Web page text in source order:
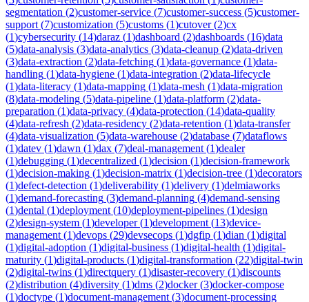
segmentation (2)customer-service (7)customer-success (5)customer-
support (7)customization (5)customs (1)cutover(2)cx
(1)cybersecurity (14)daraz (1)dashboard (2)dashboards (16)data
(5)data-analysis (3)data-analytics (3)data-cleanup (2)data-driven
(3)data-extraction (2)data-fetching (1)data-governance (1)data-
handling (1)data-hygiene (1)data-integration (2)data-lifecycle
(1)data-literacy (1)data-mapping (1)data-mesh (1)data-migration
(8)data-modeling (5)data-pipeline (1)data-platform (2)data-
preparation (1)data-privacy (4)data-protection (14)data-quality
(4)data-refresh (2)data-residency (2)data-retention (1)data-transfer
(4)data-visualization (5)data-warehouse (2)database (7)dataflows
(1)datev (1)dawn (1)dax (7)deal-management (1)dealer
(1)debugging (1)decentralized (1)decision (1)decision-framework
(1)decision-making (1)decision-matrix (1)decision-tree (1)decorators
(1)defect-detection (1)deliverability (1)delivery (1)delmiaworks
(1)demand-forecasting (3)demand-planning (4)demand-sensing
(1)dental (1)deployment (10)deployment-pipelines (1)design
(2)design-system (1)developer(1)development (13)device-
management (1)devops (29)devsecops (1)dgfip (1)dian (1)digital
(1)digital-adoption (1)digital-business (1)digital-health (1)digital-
maturity (1)digital-products (1)digital-transformation (22)digital-twin
(2)digital-twins (1)directquery (1)disaster-recovery (1)discounts
(2)distribution (4)diversity (1)dms (2)docker(3)docker-compose
(1)doctype (1)document-management (3)document-processing